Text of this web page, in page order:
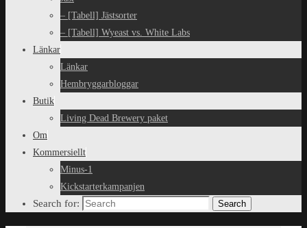
– [Tabell] Jästsorter
– [Tabell] Wyeast vs. White Labs
Länkar
Länkar
Hembryggarbloggar
Butik
Living Dead Brewery paket
Om
Kommersiellt
Minus-1
Kickstarterkampanjen
Search for: Search